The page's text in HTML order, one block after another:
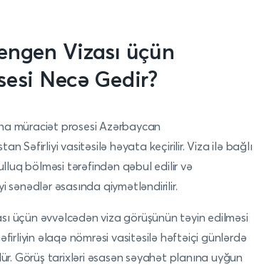
Vizası üçün
Necə Gedir?
müraciət prosesi Azərbaycan
Səfirliyi vasitəsilə həyata keçirilir. Viza ilə bağlı
bölməsi tərəfindən qəbul edilir və
əsasında qiymətləndirilir.
üçün əvvəlcədən viza görüşünün təyin edilməsi
əlaqə nömrəsi vasitəsilə həftəiçi günlərdə
Görüş tarixləri əsasən səyahət planına uyğun